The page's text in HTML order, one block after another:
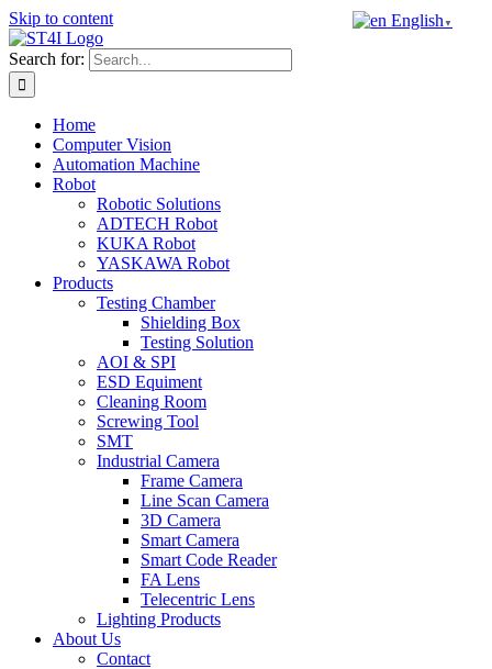
Skip to content
Search for:
Home
Computer Vision
Automation Machine
Robot
Robotic Solutions
ADTECH Robot
KUKA Robot
YASKAWA Robot
Products
Testing Chamber
Shielding Box
Testing Solution
AOI & SPI
ESD Equiment
Cleaning Room
Screwing Tool
SMT
Industrial Camera
Frame Camera
Line Scan Camera
3D Camera
Smart Camera
Smart Code Reader
FA Lens
Telecentric Lens
Lighting Products
About Us
Contact
English ▼